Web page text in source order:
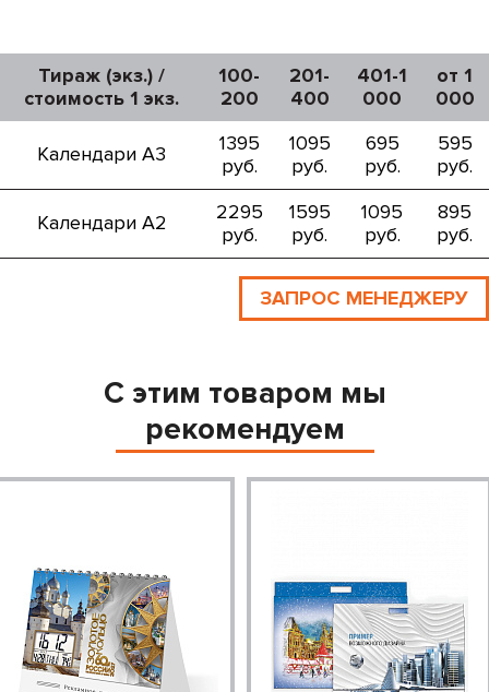
Тираж (экз.) /
стоимость 1 экз.
100-
200
201-
400
401-1
000
от 1
000
Календари А3
1395
руб.
1095
руб.
695
руб.
595
руб.
Календари А2
2295
руб.
1595
руб.
1095
руб.
895
руб.
ЗАПРОС МЕНЕДЖЕРУ
С этим товаром мы
рекомендуем